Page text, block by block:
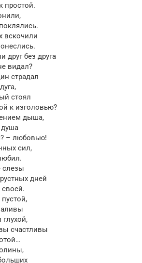
простой.
вскочили
друг без друга
видал?
страдал
стоял
к изголовью?
дыша,
– любовью!
сил,
слезы
дней
счастливы